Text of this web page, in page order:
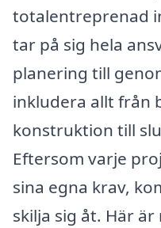
totalentreprenad
tar på sig hela
planering till
inkludera allt från
konstruktion till
Eftersom varje
sina egna krav,
skilja sig åt. Här